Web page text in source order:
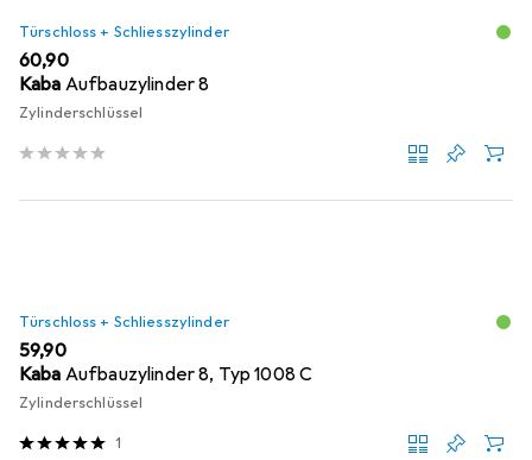
Türschloss + Schliesszylinder
EUR
60,90
Kaba Aufbauzylinder 8
Zylinderschlüssel
Türschloss + Schliesszylinder
EUR
59,90
Kaba Aufbauzylinder 8, Typ 1008 C
Zylinderschlüssel
1